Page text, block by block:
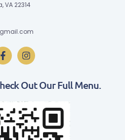
VA 22314
Out Our Full Menu.